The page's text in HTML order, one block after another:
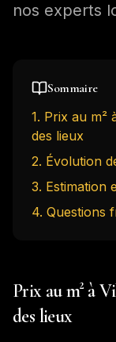
nos experts
Sommaire
1. Prix au m²
des lieux
2. Évolution
3. Estimation
4. Questions
Prix au m² à
des lieux